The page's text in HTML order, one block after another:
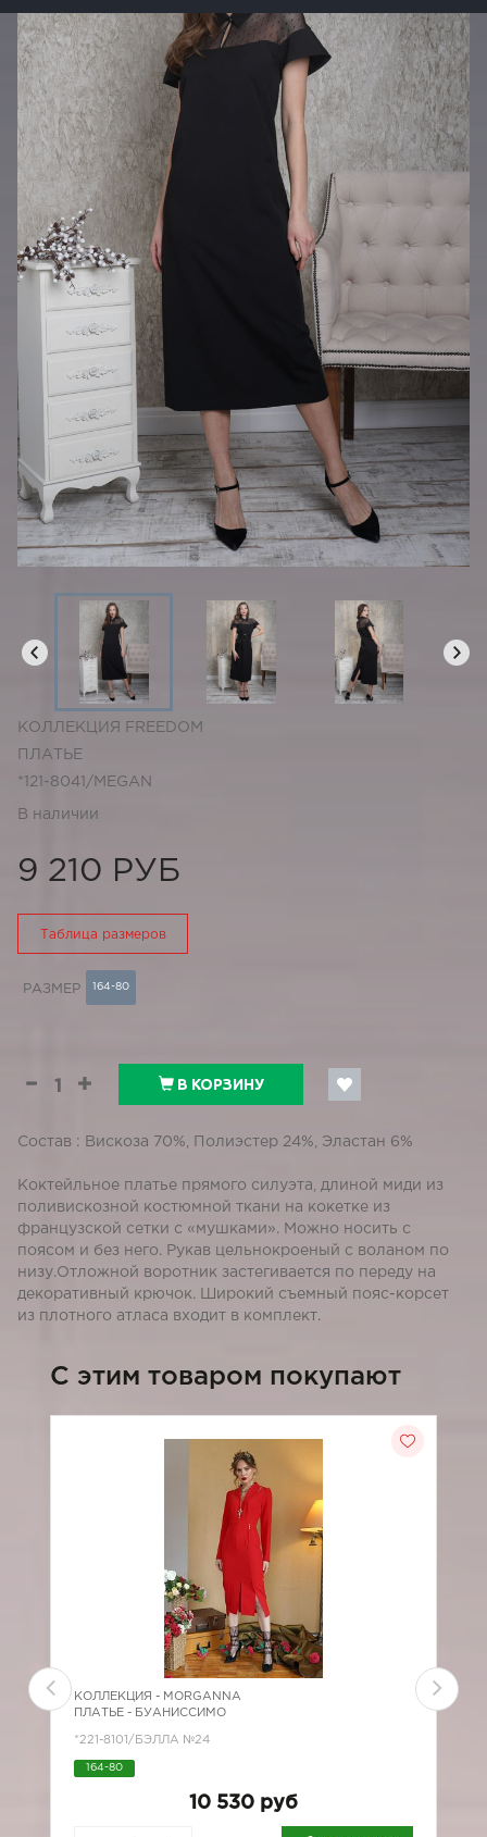
КОЛЛЕКЦИЯ FREEDOM
ПЛАТЬЕ
*121-8041/MEGAN
В наличии
9 210 РУБ
Таблица размеров
РАЗМЕР 164-80
В КОРЗИНУ
Состав : Вискоза 70%, Полиэстер 24%, Эластан 6%
Коктейльное платье прямого силуэта, длиной миди из
поливискозной костюмной ткани на кокетке из
французской сетки с «мушками». Можно носить с
поясом и без него. Рукав цельнокроеный с воланом по
низу.Отложной воротник застегивается по переду на
декоративный крючок. Широкий съемный пояс-корсет
из плотного атласа входит в комплект.
C этим товаром покупают
КОЛЛЕКЦИЯ - MORGANNA
ПЛАТЬЕ - БУАНИССИМО
*221-8101/БЭЛЛА №24
164-80
10 530 руб